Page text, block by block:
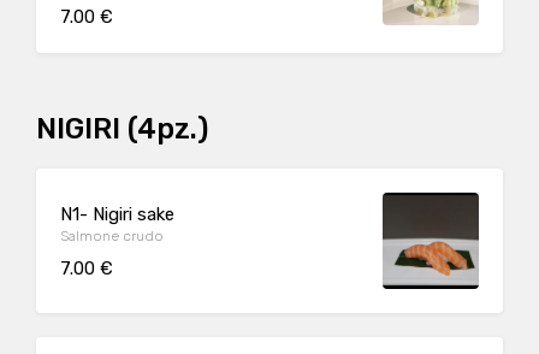
7.00 €
NIGIRI (4pz.)
N1- Nigiri sake
Salmone crudo
7.00 €